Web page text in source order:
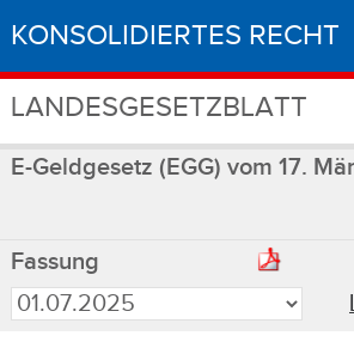
KONSOLIDIERTES RECHT
LANDESGESETZBLATT
E-Geldgesetz (EGG) vom 17.
Fassung